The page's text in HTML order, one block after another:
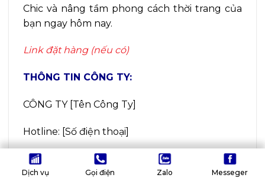
Chic và nâng tầm phong cách thời trang của
bạn ngay hôm nay.
Link đặt hàng (nếu có)
THÔNG TIN CÔNG TY:
CÔNG TY [Tên Công Ty]
Hotline: [Số điện thoại]
Website: [Địa chỉ website]
Dịch vụ Gọi điện Zalo Messeger